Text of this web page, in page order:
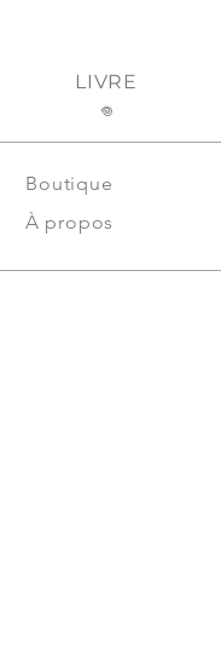
LIVRE
𖦹
Boutique
À propos